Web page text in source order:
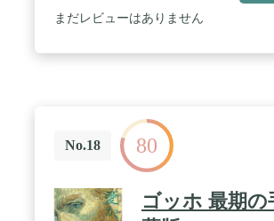
まだレビューはありません
No.18 80
ゴッホ 最期の